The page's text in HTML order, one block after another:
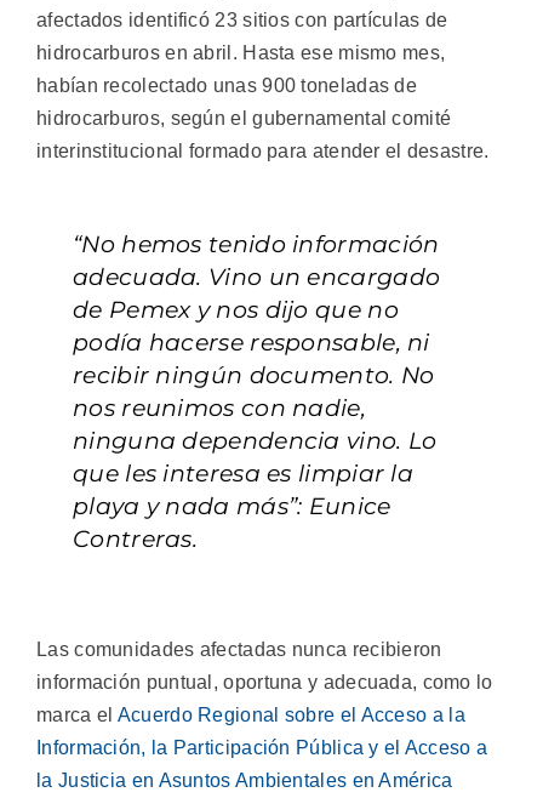
afectados identificó 23 sitios con partículas de
hidrocarburos en abril. Hasta ese mismo mes,
habían recolectado unas 900 toneladas de
hidrocarburos, según el gubernamental comité
interinstitucional formado para atender el desastre.
“No hemos tenido información
adecuada. Vino un encargado
de Pemex y nos dijo que no
podía hacerse responsable, ni
recibir ningún documento. No
nos reunimos con nadie,
ninguna dependencia vino. Lo
que les interesa es limpiar la
playa y nada más”: Eunice
Contreras.
Las comunidades afectadas nunca recibieron
información puntual, oportuna y adecuada, como lo
marca el Acuerdo Regional sobre el Acceso a la
Información, la Participación Pública y el Acceso a
la Justicia en Asuntos Ambientales en América